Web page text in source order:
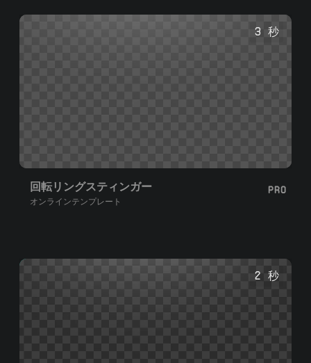
3 秒
回転リングスティンガー
オンラインテンプレート
PRO
2 秒